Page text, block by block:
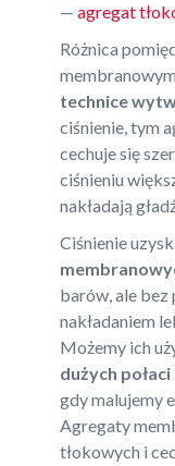
— agregat
Różnica
technice
ciśnienie, tym
cechuje się
ciśnieniu
nakładają
Ciśnienie
barów, ale bez
nakładaniem
Możemy ich
dużych
gdy malujemy
Agregaty
tłokowych i